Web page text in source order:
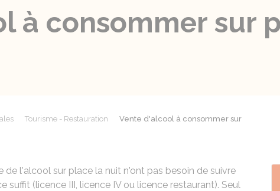
à consommer sur
Tourisme - Restauration
Vente d'alcool à consommer sur
l'alcool sur place la nuit n'ont pas besoin de suivre
suffit (licence III, licence IV ou licence restaurant). Seul